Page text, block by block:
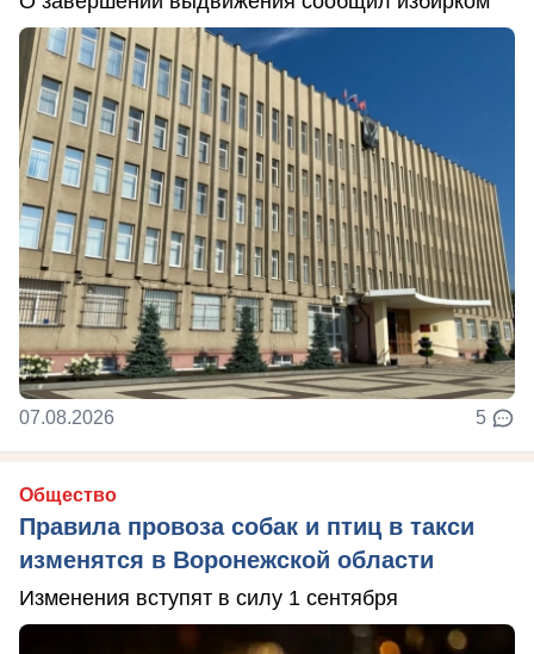
07.08.2026 5
Общество
Правила провоза собак и птиц в такси
изменятся в Воронежской области
Изменения вступят в силу 1 сентября